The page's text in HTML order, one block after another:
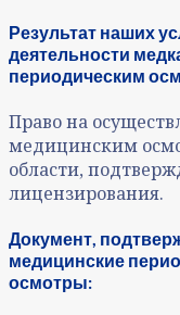
Результат наших
деятельности
периодическим
Право на
медицинским
области,
лицензирования.
Документ,
медицинские
осмотры: